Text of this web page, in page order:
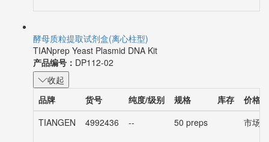
酵母质粒提取试剂盒(离心柱型)
TIANprep Yeast Plasmid DNA Kit
产品编号： DP112-02
收起
品牌
货号 纯度/级别 规格 库存
价格
TIANGEN
4992436 -- 50 preps 市场